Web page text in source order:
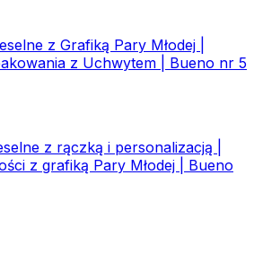
z Grafiką Pary Młodej |
z Uchwytem | Bueno nr 5
z rączką i personalizacją |
z grafiką Pary Młodej | Bueno